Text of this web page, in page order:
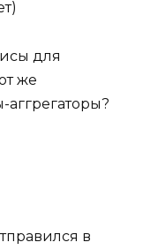
для
же
в